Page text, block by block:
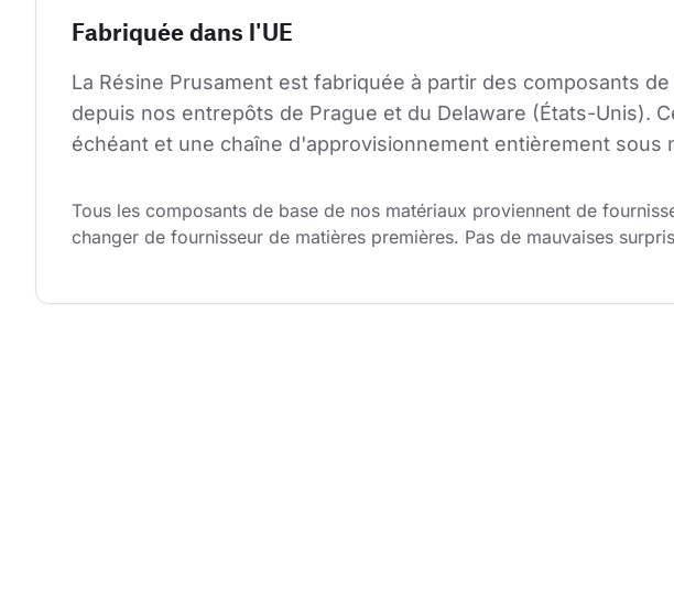
Fabriquée dans l'UE
La Résine Prusament est fabriquée à partir des composants
depuis nos entrepôts de Prague et du Delaware (États-Unis).
échéant et une chaîne d'approvisionnement entièrement sous
Tous les composants de base de nos matériaux proviennent de
changer de fournisseur de matières premières. Pas de mauvaises